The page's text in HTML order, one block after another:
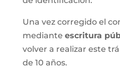
Una vez corregido el
mediante escritura
volver a realizar este
de 10 años.